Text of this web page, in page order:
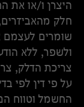
היצרן ו/או את
חלק
שומרים לעצמם
ולשפר, ללא
צריכת הדלק,
על פי דין לפי
החשמל וטווח